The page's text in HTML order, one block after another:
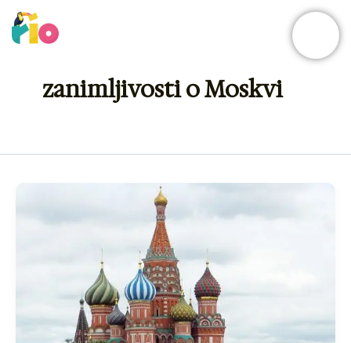
Skip
to
zanimljivosti o Moskvi